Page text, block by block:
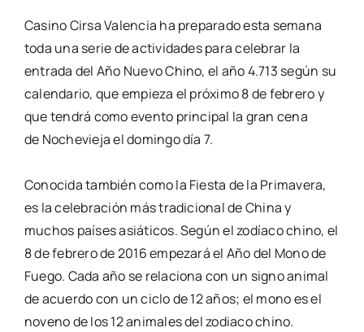
Casino Cir­sa Valen­cia ha pre­pa­ra­do esta sema­na
toda una serie de acti­vi­da­des paracele­brar la
entra­da del Año Nue­vo Chino, el año 4.713 según su
calen­da­rio, queempie­za el pró­xi­mo 8 de febre­ro y
que ten­drá como even­to prin­ci­pal la gran cena
de Noche­vie­ja el domin­go día 7.
Cono­ci­da tam­bién como la Fies­ta de la Pri­ma­ve­ra,
es la cele­bra­ción más tra­di­cio­nal deChi­na y
muchos paí­ses asiá­ti­cos. Según el zodía­co chino, el
8 de febre­ro de 2016empe­za­rá el Año del Mono de
Fue­go. Cada año se rela­cio­na con un signo ani­mal
deacuer­do con un ciclo de 12 años; el mono es el
noveno de los 12 ani­ma­les del zodia­cochino.